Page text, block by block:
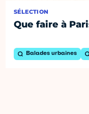
SÉLECTION
Que faire à
Balades urbaines